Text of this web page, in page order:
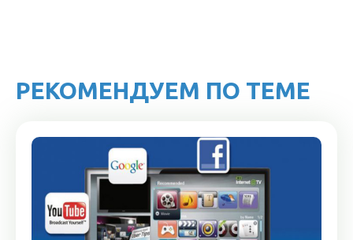
РЕКОМЕНДУЕМ ПО ТЕМЕ